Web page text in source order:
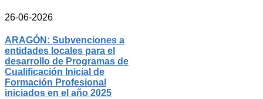
26-06-2026
ARAGÓN: Subvenciones a
entidades locales para el
desarrollo de Programas de
Cualificación Inicial de
Formación Profesional
iniciados en el año 2025